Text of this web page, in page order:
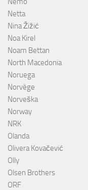
Netta
Nina Žižić
Noa Kirel
Noam Bettan
North Macedonia
Noruega
Norvège
Norveška
Norway
NRK
Olanda
Olivera Kovačević
Olly
Olsen Brothers
ORF